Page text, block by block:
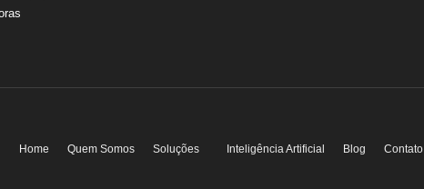
Home Quem Somos Soluções Inteligência Artificial Blog Contato